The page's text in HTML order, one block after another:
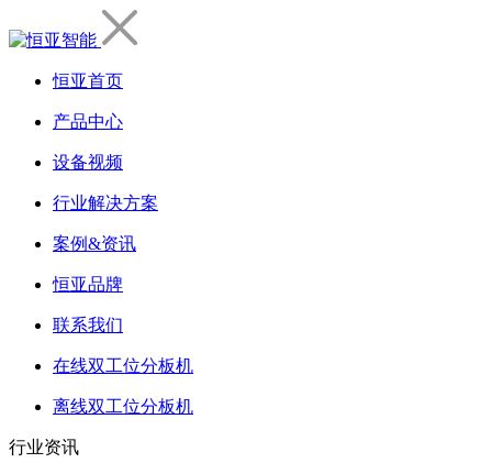
恒亚首页
产品中心
设备视频
行业解决方案
案例&资讯
恒亚品牌
联系我们
在线双工位分板机
离线双工位分板机
行业资讯